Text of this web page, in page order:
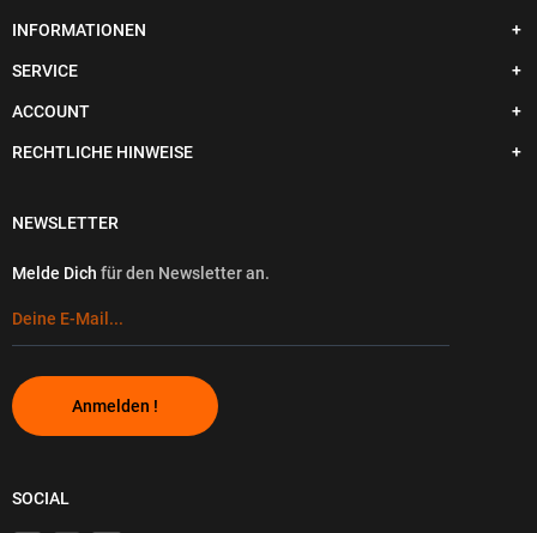
INFORMATIONEN
SERVICE
ACCOUNT
RECHTLICHE HINWEISE
NEWSLETTER
Melde Dich für den Newsletter an.
Anmelden !
SOCIAL